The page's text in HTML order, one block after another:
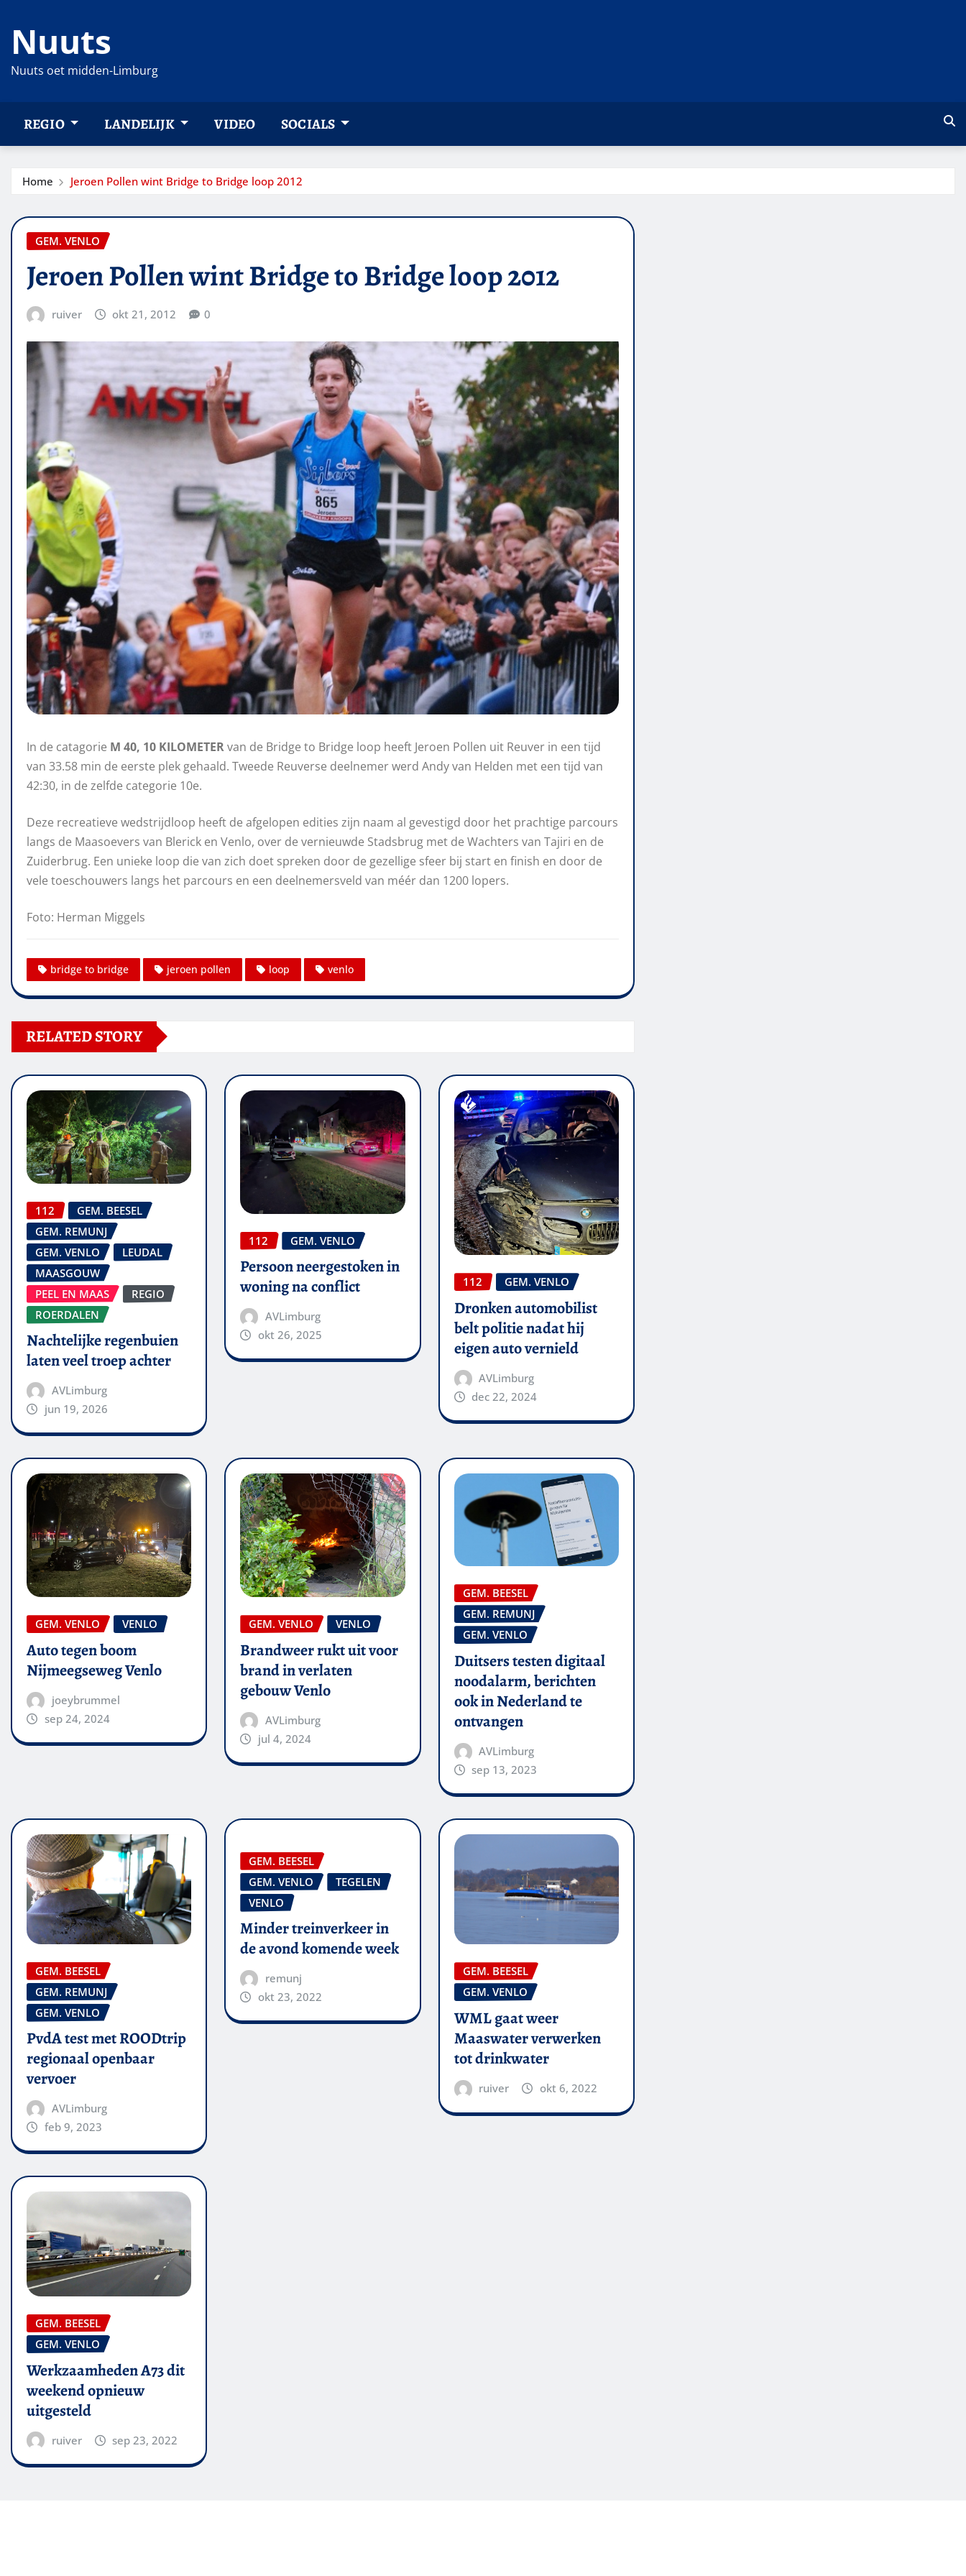
naar
inhoud
Nuuts
Nuuts oet midden-Limburg
REGIO LANDELIJK VIDEO SOCIALS
Home Jeroen Pollen wint Bridge to Bridge loop 2012
GEM. VENLO
Jeroen Pollen wint Bridge to Bridge loop 2012
ruiver okt 21, 2012 0
In de catagorie M 40, 10 KILOMETERvan de Bridge to Bridge loop heeft Jeroen Pollen uit Reuver in een tijd
van 33.58 min de eerste plek gehaald. Tweede Reuverse deelnemer werd Andy van Helden met een tijd van
42:30, in de zelfde categorie 10e.
Deze recreatieve wedstrijdloop heeft de afgelopen edities zijn naam al gevestigd door het prachtige parcours
langs de Maasoevers van Blerick en Venlo, over de vernieuwde Stadsbrug met de Wachters van Tajiri en de
Zuiderbrug. Een unieke loop die van zich doet spreken door de gezellige sfeer bij start en finish en door de
vele toeschouwers langs het parcours en een deelnemersveld van méér dan 1200 lopers.
Foto: Herman Miggels
bridge to bridge jeroen pollen loop venlo
RELATED STORY
112
GEM. BEESEL
GEM. REMUNJ
GEM. VENLO
LEUDAL
MAASGOUW
PEEL EN MAAS
REGIO
ROERDALEN
Nachtelijke regenbuien
laten veel troep achter
AVLimburg
jun 19, 2026
112 GEM. VENLO
Persoon neergestoken in
woning na conflict
AVLimburg
okt 26, 2025
112 GEM. VENLO
Dronken automobilist
belt politie nadat hij
eigen auto vernield
AVLimburg
dec 22, 2024
GEM. VENLO VENLO
Auto tegen boom
Nijmeegseweg Venlo
joeybrummel
sep 24, 2024
GEM. VENLO VENLO
Brandweer rukt uit voor
brand in verlaten
gebouw Venlo
AVLimburg
jul 4, 2024
GEM. BEESEL
GEM. REMUNJ
GEM. VENLO
Duitsers testen digitaal
noodalarm, berichten
ook in Nederland te
ontvangen
AVLimburg
sep 13, 2023
GEM. BEESEL
GEM. REMUNJ
GEM. VENLO
PvdA test met ROODtrip
regionaal openbaar
vervoer
AVLimburg
feb 9, 2023
GEM. BEESEL
GEM. VENLO
TEGELEN
VENLO
Minder treinverkeer in
de avond komende week
remunj
okt 23, 2022
GEM. BEESEL
GEM. VENLO
WML gaat weer
Maaswater verwerken
tot drinkwater
ruiver okt 6, 2022
GEM. BEESEL
GEM. VENLO
Werkzaamheden A73 dit
weekend opnieuw
uitgesteld
ruiver sep 23, 2022